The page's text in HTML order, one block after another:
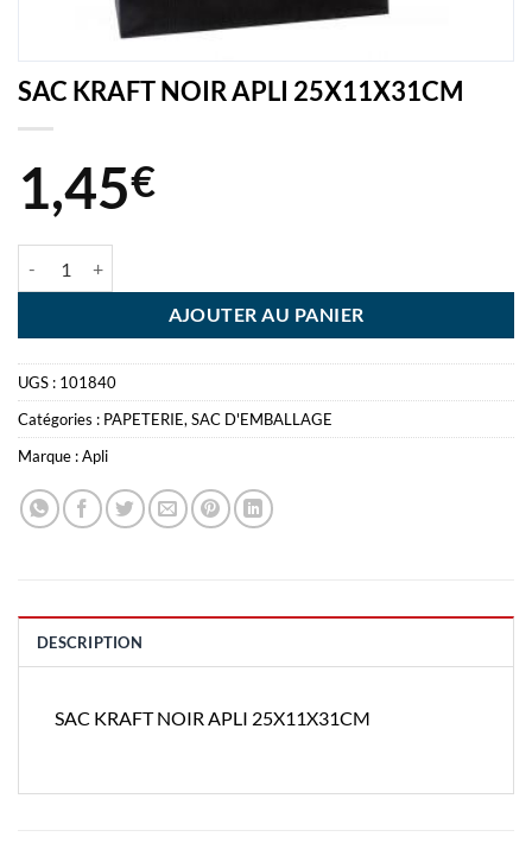
SAC KRAFT NOIR APLI 25X11X31CM
1,45€
AJOUTER AU PANIER
UGS : 101840
Catégories : PAPETERIE, SAC D'EMBALLAGE
Marque :Apli
DESCRIPTION
SAC KRAFT NOIR APLI 25X11X31CM